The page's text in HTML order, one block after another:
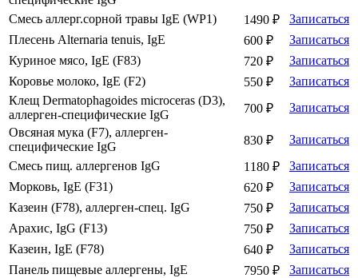
Смесь аллерг.сорной травы IgE (WP1)
1490 ₽
Записаться
Плесень Alternaria tenuis, IgE
600 ₽
Записаться
Куриное мясо, IgE (F83)
720 ₽
Записаться
Коровье молоко, IgE (F2)
550 ₽
Записаться
Клещ Dermatophagoides microceras (D3),
аллерген-специфические IgG
700 ₽
Записаться
Овсяная мука (F7), аллерген-
специфические IgG
830 ₽
Записаться
Смесь пищ. аллергенов IgG
1180 ₽
Записаться
Морковь, IgE (F31)
620 ₽
Записаться
Казеин (F78), аллерген-спец. IgG
750 ₽
Записаться
Арахис, IgG (F13)
750 ₽
Записаться
Казеин, IgE (F78)
640 ₽
Записаться
Панель пищевые аллергены, IgE
7950 ₽
Записаться